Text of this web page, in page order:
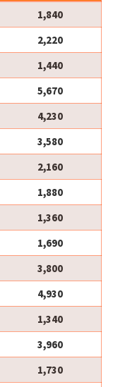
1,840
2,220
1,440
5,670
4,230
3,580
2,160
1,880
1,360
1,690
3,800
4,930
1,340
3,960
1,730